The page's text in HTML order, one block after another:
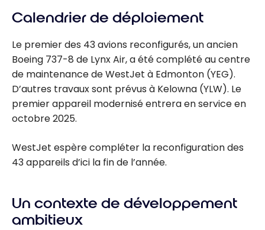
Calendrier de déploiement
Le premier des 43 avions reconfigurés, un ancien
Boeing 737-8 de Lynx Air, a été complété au centre
de maintenance de WestJet à Edmonton (YEG).
D’autres travaux sont prévus à Kelowna (YLW). Le
premier appareil modernisé entrera en service en
octobre 2025.
WestJet espère compléter la reconfiguration des
43 appareils d’ici la fin de l’année.
Un contexte de développement
ambitieux